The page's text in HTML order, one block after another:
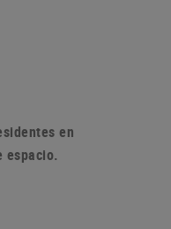
en
espacio.